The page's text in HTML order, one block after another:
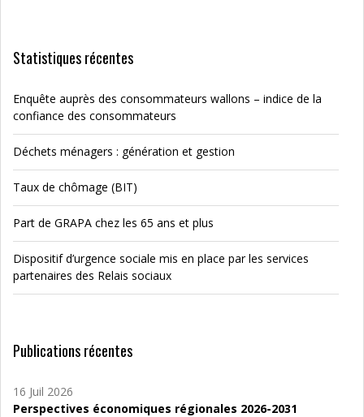
Statistiques récentes
Enquête auprès des consommateurs wallons – indice de la
confiance des consommateurs
Déchets ménagers : génération et gestion
Taux de chômage (BIT)
Part de GRAPA chez les 65 ans et plus
Dispositif d’urgence sociale mis en place par les services
partenaires des Relais sociaux
Publications récentes
16 Juil 2026
Perspectives économiques régionales 2026-2031